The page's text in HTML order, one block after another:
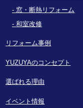
窓・断熱リフォーム
和室改修
リフォーム事例
YUZUYAのコンセプト
選ばれる理由
イベント情報